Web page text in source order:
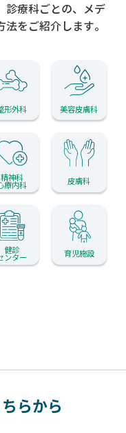
診療科ごとの、メデ
をご紹介します。
形外科 美容皮膚科
精神科
療内科 皮膚科
健診
ンター 育児施設
らから